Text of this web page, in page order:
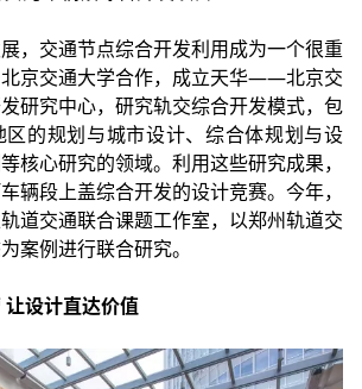
，交通节点综合开发利用成为一个很重
京交通大学合作，成立天华——北京交
研究中心，研究轨交综合开发模式，包
的规划与城市设计、综合体规划与设
核心研究的领域。利用这些研究成果，
辆段上盖综合开发的设计竞赛。今年，
道交通联合课题工作室，以郑州轨道交
案例进行联合研究。
设计直达价值